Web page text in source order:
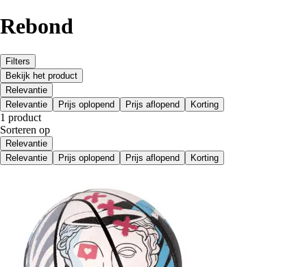
Rebond
Filters
Bekijk het product
Relevantie
Relevantie
Prijs oplopend Prijs aflopend Korting
1 product
Sorteren op
Relevantie
Relevantie
Prijs oplopend Prijs aflopend Korting